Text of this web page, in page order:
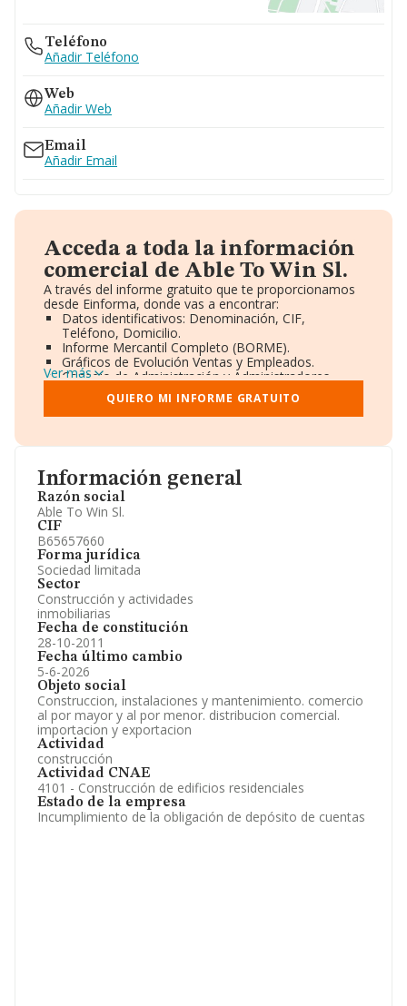
Información general
Razón social
Able To Win Sl.
CIF
B65657660
Forma jurídica
Sociedad limitada
Sector
Construcción y actividades
inmobiliarias
Fecha de constitución
28-10-2011
Fecha último cambio
5-6-2026
Objeto social
Construccion, instalaciones y mantenimiento. comercio
al por mayor y al por menor. distribucion comercial.
importacion y exportacion
Actividad
construcción
Actividad CNAE
4101 - Construcción de edificios residenciales
Estado de la empresa
Incumplimiento de la obligación de depósito de cuentas
Teléfono
Añadir Teléfono
Web
Añadir Web
Email
Añadir Email
Acceda a toda la información
comercial de Able To Win Sl.
A través del informe gratuito que te proporcionamos
desde Einforma, donde vas a encontrar:
Datos identificativos: Denominación, CIF,
Teléfono, Domicilio.
Informe Mercantil Completo (BORME).
Gráficos de Evolución Ventas y Empleados.
Consejo de Administración y Administradores.
Directivos y Ejecutivos.
Accionistas.
Participaciones y Vinculaciones en otras empresas.
Información oficial y registral complementaria.
Ver más
QUIERO MI INFORME GRATUITO